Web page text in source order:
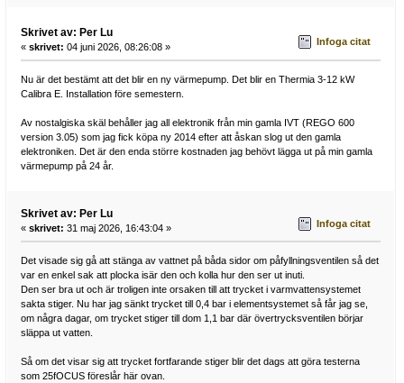
Skrivet av: Per Lu
« skrivet: 04 juni 2026, 08:26:08 » Infoga citat
Nu är det bestämt att det blir en ny värmepump. Det blir en Thermia 3-12 kW
Calibra E. Installation före semestern.
Av nostalgiska skäl behåller jag all elektronik från min gamla IVT (REGO 600
version 3.05) som jag fick köpa ny 2014 efter att åskan slog ut den gamla
elektroniken. Det är den enda större kostnaden jag behövt lägga ut på min gamla
värmepump på 24 år.
Skrivet av: Per Lu
« skrivet: 31 maj 2026, 16:43:04 » Infoga citat
Det visade sig gå att stänga av vattnet på båda sidor om påfyllningsventilen så det
var en enkel sak att plocka isär den och kolla hur den ser ut inuti.
Den ser bra ut och är troligen inte orsaken till att trycket i varmvattensystemet
sakta stiger. Nu har jag sänkt trycket till 0,4 bar i elementsystemet så får jag se,
om några dagar, om trycket stiger till dom 1,1 bar där övertrycksventilen börjar
släppa ut vatten.
Så om det visar sig att trycket fortfarande stiger blir det dags att göra testerna
som 25fOCUS föreslår här ovan.